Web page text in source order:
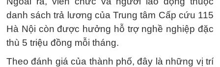
danh sách trả lương của Trung tâm Cấp cứu 115
Hà Nội còn được hưởng hỗ trợ nghề nghiệp đặc
thù 5 triệu đồng mỗi tháng.
Theo đánh giá của thành phố, đây là những vị trí